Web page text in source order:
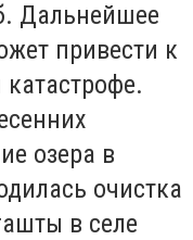
Дальнейшее
привести к
озера в
очистка
в селе